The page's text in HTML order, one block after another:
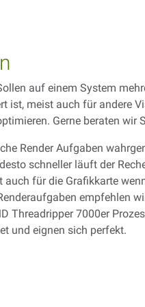
auf einem System
ist, meist auch für andere
Gerne beraten wir
Render Aufgaben
schneller läuft der
für die Grafikkarte
empfehlen
Threadripper 7000er
und eignen sich perfekt.